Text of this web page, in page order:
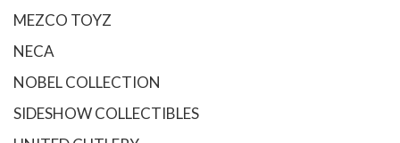
MEZCO TOYZ
NECA
NOBEL COLLECTION
SIDESHOW COLLECTIBLES